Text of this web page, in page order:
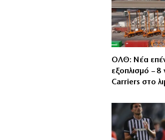
ΟΛΘ: Νέα
εξοπλισμό –
Carriers στο